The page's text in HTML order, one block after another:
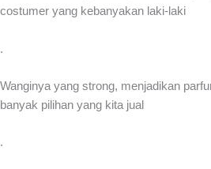
costumer yang kebanyakan laki-laki
.
Wanginya yang strong, menjadikan
banyak pilihan yang kita jual
.